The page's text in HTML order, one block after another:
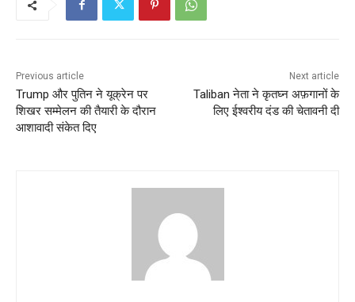
Previous article
Trump और पुतिन ने यूक्रेन पर
शिखर सम्मेलन की तैयारी के दौरान
आशावादी संकेत दिए
Next article
Taliban नेता ने कृतघ्न अफ़गानों के
लिए ईश्वरीय दंड की चेतावनी दी